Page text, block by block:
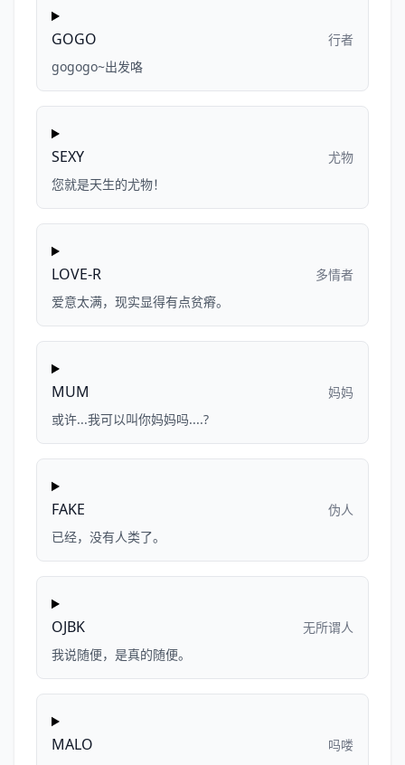
GOGO
行者
gogogo~出发咯
SEXY
尤物
您就是天生的尤物！
LOVE-R
多情者
爱意太满，现实显得有点贫瘠。
MUM
妈妈
或许...我可以叫你妈妈吗....?
FAKE
伪人
已经，没有人类了。
OJBK
无所谓人
我说随便，是真的随便。
MALO
吗喽